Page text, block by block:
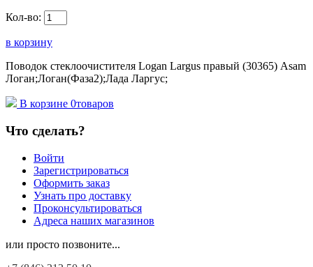
Кол-во:
в корзину
Поводок стеклоочистителя Logan Largus правый (30365) Asam
Логан;Логан(Фаза2);Лада Ларгус;
В корзине 0товаров
Что сделать?
Войти
Зарегистрироваться
Оформить заказ
Узнать про доставку
Проконсультироваться
Адреса наших магазинов
или просто позвоните...